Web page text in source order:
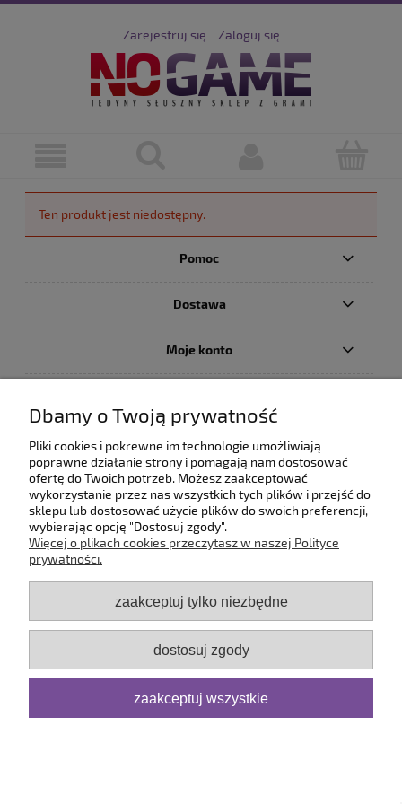
Zarejestruj się Zaloguj się
Ten produkt jest niedostępny.
Pomoc
Dostawa
Moje konto
O firmie
pokaż pełną wersję strony
Sklep internetowy Shoper.pl
Dbamy o Twoją prywatność
Pliki cookies i pokrewne im technologie umożliwiają
poprawne działanie strony i pomagają nam dostosować
ofertę do Twoich potrzeb. Możesz zaakceptować
wykorzystanie przez nas wszystkich tych plików i przejść do
sklepu lub dostosować użycie plików do swoich preferencji,
wybierając opcję "Dostosuj zgody".
Więcej o plikach cookies przeczytasz w naszej Polityce
prywatności.
zaakceptuj tylko niezbędne
dostosuj zgody
zaakceptuj wszystkie